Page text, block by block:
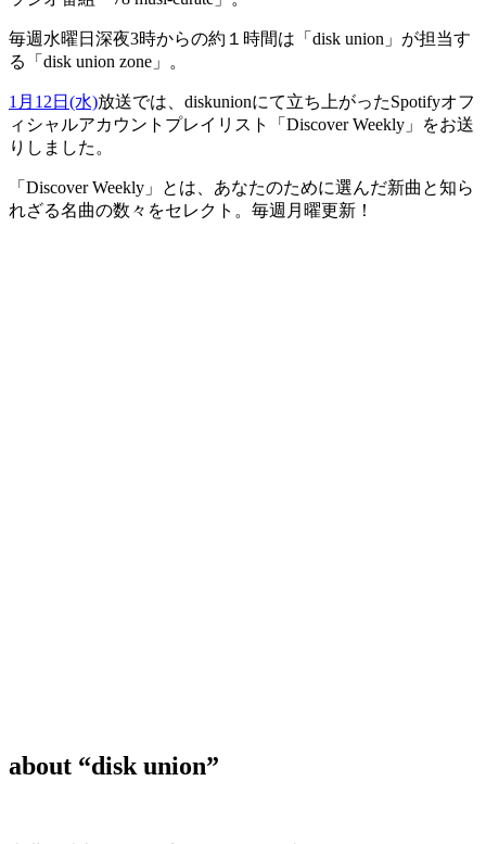
毎週水曜日深夜3時からの約１時間は「disk union」が担当す
る「disk union zone」。
1月12日(水)放送では、diskunionにて立ち上がったSpotifyオフ
ィシャルアカウントプレイリスト「Discover Weekly」をお送
りしました。
「Discover Weekly」とは、あなたのために選んだ新曲と知ら
れざる名曲の数々をセレクト。毎週月曜更新！
about “disk union”